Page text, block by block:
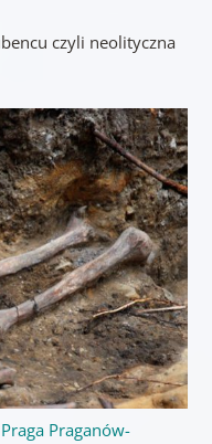
czyli neolityczna
Praganów-